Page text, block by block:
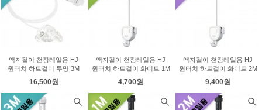
액자걸이 천장레일용 HJ
원터치 하트걸이 투명 3M
16,500원
액자걸이 천장레일용 HJ
원터치 하트걸이 화이트 1M
4,700원
액자걸이 천장레일용 HJ
원터치 하트걸이 화이트 2M
9,400원